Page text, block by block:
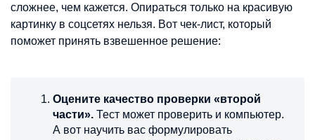
сложнее, чем кажется. Опираться только на красивую
картинку в соцсетях нельзя. Вот чек-лист, который
поможет принять взвешенное решение:
Оцените качество проверки «второй
части». Тест может проверить и компьютер.
А вот научить вас формулировать